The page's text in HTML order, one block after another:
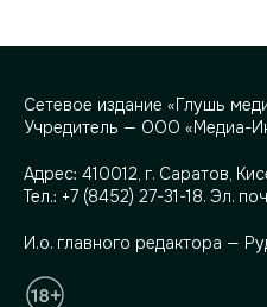
Сетевое издание «Глушь
Учредитель — ООО «Медиа-
Адрес: 410012, г. Саратов,
Тел.: +7 (8452) 27-31-18. Эл.
И.о. главного редактора —